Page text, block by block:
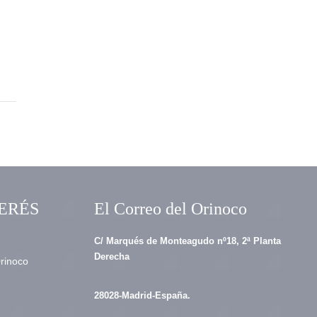
El Correo del Orinoco
C/ Marqués de Monteagudo nº18, 2ª Planta
Derecha
28028-Madrid-España.